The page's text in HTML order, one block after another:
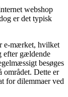
webshop
er det typisk
e-mærket, hvilket
efter gældende
besøges
området. Dette er
for dilemmaer ved